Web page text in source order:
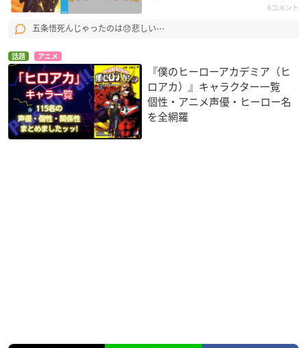
6コメント
五条悟死んじゃったのは😞悲しい⋯
話題 アニメ
『僕のヒーローアカデミア（ヒ
ロアカ）』キャラクター一覧
個性・アニメ声優・ヒーロー名
を全網羅